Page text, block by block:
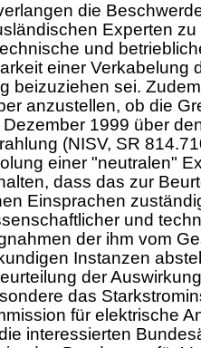
die
Experten
und
einer Verkabelung
beizuziehen sei.
anzustellen, ob die
1999 über
(NISV, SR
einer "neutralen"
dass das zur
Einsprachen
und
der ihm vom
Instanzen
der
das
für elektrische
interessierten